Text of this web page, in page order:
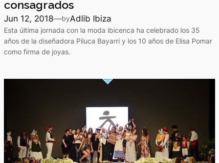
consagrados
Jun 12, 2018—byAdlib Ibiza
Esta última jornada con la moda ibicenca ha celebrado los 35
años de la diseñadora Piluca Bayarri y los 10 años de Elisa Pomar
como firma de joyas.